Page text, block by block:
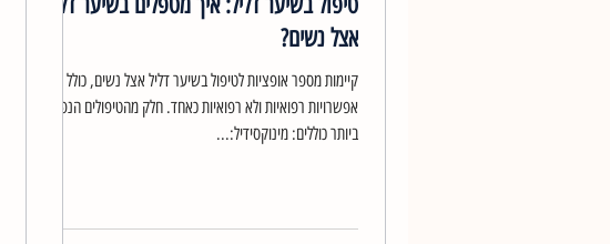
אצל נשים?
קיימות מספר אופציות לטיפול בשיער דליל אצל נשים, כולל
אפשרויות רפואיות ולא רפואיות כאחד. חלק מהטיפולים הנפוצים
ביותר כוללים: מינוקסידיל:...